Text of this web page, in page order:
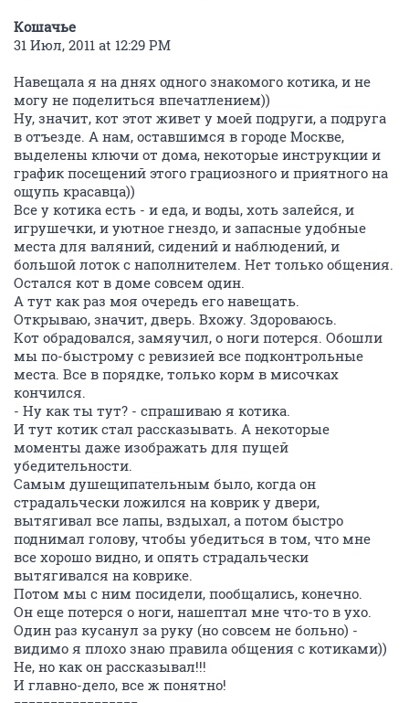
Кошачье
31 Июл, 2011 at 12:29 PM
Навещала я на днях одного знакомого котика, и не
могу не поделиться впечатлением))
Ну, значит, кот этот живет у моей подруги, а подруга
в отъезде. А нам, оставшимся в городе Москве,
выделены ключи от дома, некоторые инструкции и
график посещений этого грациозного и приятного на
ощупь красавца))
Все у котика есть - и еда, и воды, хоть залейся, и
игрушечки, и уютное гнездо, и запасные удобные
места для валяний, сидений и наблюдений, и
большой лоток с наполнителем. Нет только общения.
Остался кот в доме совсем один.
А тут как раз моя очередь его навещать.
Открываю, значит, дверь. Вхожу. Здороваюсь.
Кот обрадовался, замяучил, о ноги потерся. Обошли
мы по-быстрому с ревизией все подконтрольные
места. Все в порядке, только корм в мисочках
кончился.
- Ну как ты тут? - спрашиваю я котика.
И тут котик стал рассказывать. А некоторые
моменты даже изображать для пущей
убедительности.
Самым душещипательным было, когда он
страдальчески ложился на коврик у двери,
вытягивал все лапы, вздыхал, а потом быстро
поднимал голову, чтобы убедиться в том, что мне
все хорошо видно, и опять страдальчески
вытягивался на коврике.
Потом мы с ним посидели, пообщались, конечно.
Он еще потерся о ноги, нашептал мне что-то в ухо.
Один раз кусанул за руку (но совсем не больно) -
видимо я плохо знаю правила общения с котиками))
Не, но как он рассказывал!!!
И главно-дело, все ж понятно!